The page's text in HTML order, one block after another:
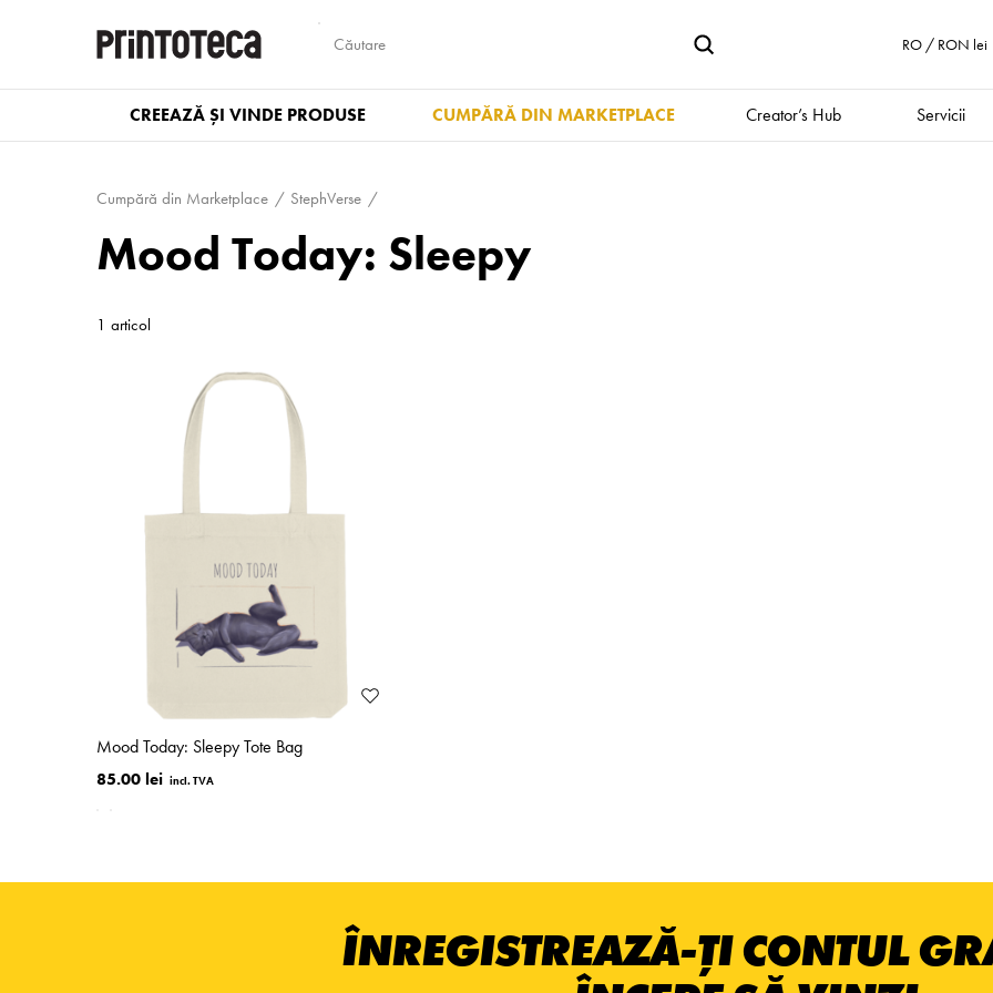
RO / RON lei
CREEAZĂ ȘI VINDE PRODUSE CUMPĂRĂ DIN MARKETPLACE Creator’s Hub Servicii
Cumpără din Marketplace StephVerse
Mood Today: Sleepy
1 articol
Mood Today: Sleepy Tote Bag
85.00 lei
ÎNREGISTREAZĂ-ȚI CONTUL